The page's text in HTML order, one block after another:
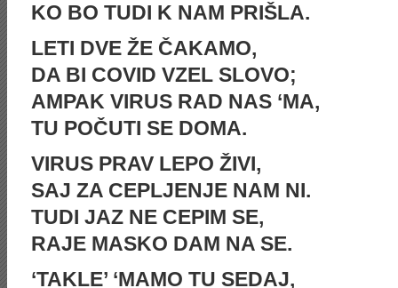
KO BO TUDI K NAM PRIŠLA.
LETI DVE ŽE ČAKAMO,
DA BI COVID VZEL SLOVO;
AMPAK VIRUS RAD NAS ‘MA,
TU POČUTI SE DOMA.
VIRUS PRAV LEPO ŽIVI,
SAJ ZA CEPLJENJE NAM NI.
TUDI JAZ NE CEPIM SE,
RAJE MASKO DAM NA SE.
‘TAKLE’ ‘MAMO TU SEDAJ,